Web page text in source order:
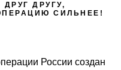
ДРУГУ,
СИЛЬНЕЕ!
России создан